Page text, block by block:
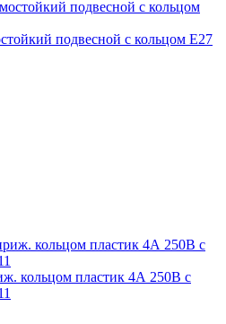
подвесной с кольцом E27
кольцом пластик 4А 250В с